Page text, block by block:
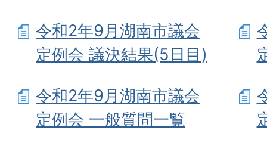
令和2年9月湖南市議会
定例会 議決結果(5日目)
令和2年9月湖南市議会
定例会 一般質問一覧